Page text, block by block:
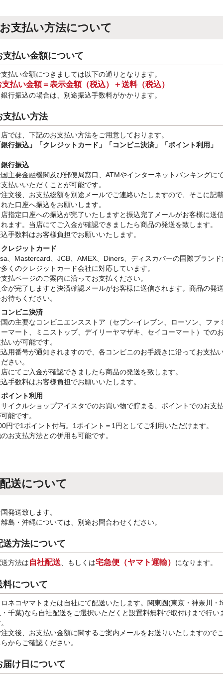
お支払い方法について
支払い金額について
払い金額につきましては以下の通りとなります。
支払い金額＝表示金額（税込）＋送料（税込）
行振込の場合は、別途振込手数料がかかります。
支払い方法
では、下記のお支払い方法をご用意しております。
行振込」
「クレジットカード」「コンビニ決済」「ポイント利用」
行振込
主要金融機関及び郵便局窓口、ATMやインターネットバンキングに
払いいただくことが可能です。
文後、お支払総額を別途メールでご連絡いたしますので、そこに記
た口座へ振込をお願いします。
指定口座への振込が完了いたしますと振込完了メールがお客様に送
ます。当店にてご入金が確認できましたら商品の発送を致します。
手数料はお客様負担でお願いいたします。
レジットカード
、Mastercard、JCB、AMEX、Diners、ディスカバーの国際ブランド
くのクレジットカード会社に対応しています。
払ページのご案内に沿ってお支払ください。
が完了しますと決済確認メールがお客様に送信されます。商品の発
待ちください。
ンビニ決済
の主要なコンビニエンスストア（セブン-イレブン、ローソン、ファ
マート、ミニストップ、デイリーヤマザキ、セイコーマート）での
いが可能です。
用番号が通知されますので、各コンビニのお手続きに沿ってお支払
さい。
にてご入金が確認できましたら商品の発送を致します。
手数料はお客様負担でお願いいたします。
イント利用
イクルショップアイスタでのお買い物で貯まる、ポイントでのお支
能です。
円で1ポイント付与。1ポイント＝1円としてご利用いただけます。
お支払方法との併用も可能です。
配送について
発送致します。
島・沖縄については、別途お問合わせください。
送方法について
方法は自社配送、もしくは宅急便（ヤマト運輸） になります。
料について
ネコヤマトまたは自社にて配送いたします。関東圏(東京・神奈川・
千葉)なら自社配送をご選択いただくと設置料無料で取付けまで行い
文後、お支払い金額に関するご案内メールをお送りいたしますので
からご確認ください。
届け日について